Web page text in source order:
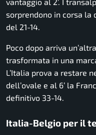
sorprendono in corsa
del 21-14.
Poco dopo arriva
trasformata in una
L’Italia prova a restare
dell’ovale e al 6’ la
definitivo 33-14.
Italia-Belgio per il